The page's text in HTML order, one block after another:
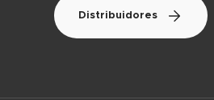
Distribuidores